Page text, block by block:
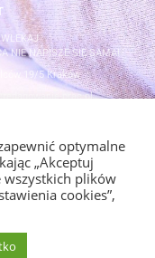
NIE NAPISZE SIĘ SAMA!
19/5 Kraków
prac.pl
redagowaniepracpl
optymalne
„Akceptuj
wszystkich plików
cookies”,